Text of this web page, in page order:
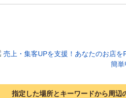
指定した場所とキーワードから周辺